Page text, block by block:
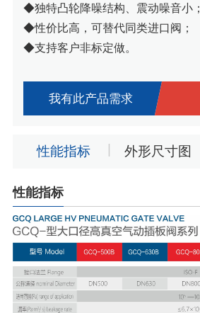
◆独特凸轮降噪结构、震动噪音小；
◆性价比高，可替代同类进口阀；
◆支持客户非标定做。
我有此产品需求
性能指标 外形尺寸图
性能指标